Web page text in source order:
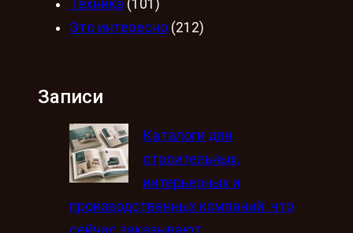
Техника (101)
Это интересно (212)
Записи
Каталоги для
строительных,
интерьерных и
производственных компаний: что
сейчас заказывают